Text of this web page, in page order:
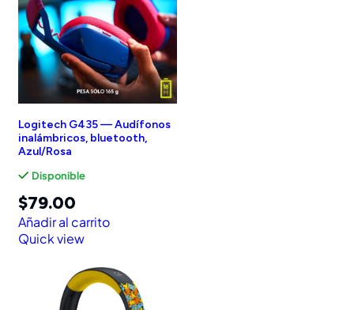
Logitech G435 — Audífonos
inalámbricos, bluetooth,
Azul/Rosa
Disponible
$79.00
Añadir al carrito
Quick view